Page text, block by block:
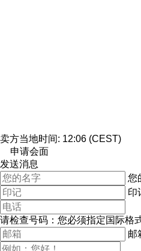
卖方当地时间: 12:06 (CEST)
申请会面
发送消息
您
印
请检查号码：您必须指定国际格
邮